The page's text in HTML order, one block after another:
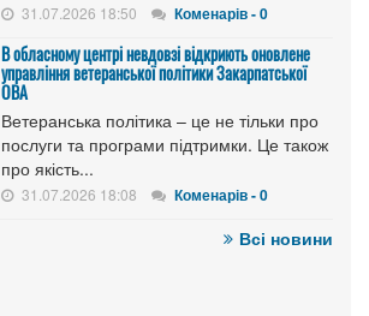
31.07.2026 18:50 Коменарів - 0
В обласному центрі невдовзі відкриють оновлене
управління ветеранської політики Закарпатської
ОВА
Ветеранська політика – це не тільки про
послуги та програми підтримки. Це також
про якість...
31.07.2026 18:08 Коменарів - 0
Всі новини